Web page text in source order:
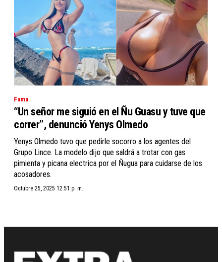
Fama
“Un señor me siguió en el Ñu Guasu y tuve que
correr”, denunció Yenys Olmedo
Yenys Olmedo tuvo que pedirle socorro a los agentes del
Grupo Lince. La modelo dijo que saldrá a trotar con gas
pimienta y picana electrica por el Ñugua para cuidarse de los
acosadores.
Octubre 25, 2025 12:51 p. m.